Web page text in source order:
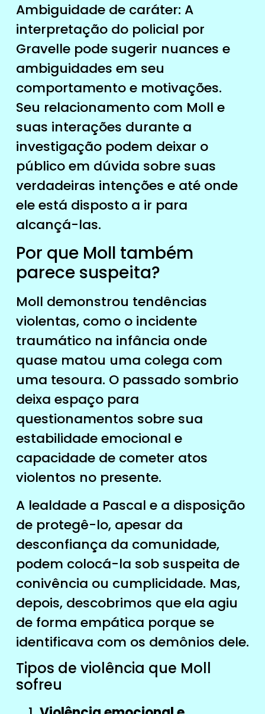
Ambiguidade de caráter: A
interpretação do policial por
Gravelle pode sugerir nuances e
ambiguidades em seu
comportamento e motivações.
Seu relacionamento com Moll e
suas interações durante a
investigação podem deixar o
público em dúvida sobre suas
verdadeiras intenções e até onde
ele está disposto a ir para
alcançá-las.
Por que Moll também
parece suspeita?
Moll demonstrou tendências
violentas, como o incidente
traumático na infância onde
quase matou uma colega com
uma tesoura. O passado sombrio
deixa espaço para
questionamentos sobre sua
estabilidade emocional e
capacidade de cometer atos
violentos no presente.
A lealdade a Pascal e a disposição
de protegê-lo, apesar da
desconfiança da comunidade,
podem colocá-la sob suspeita de
conivência ou cumplicidade. Mas,
depois, descobrimos que ela agiu
de forma empática porque se
identificava com os demônios dele.
Tipos de violência que Moll
sofreu